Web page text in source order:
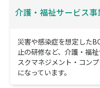
介護・福祉サービス
災害や感染症を想定した
止の研修など、介護・福
スクマネジメント・コン
になっています。